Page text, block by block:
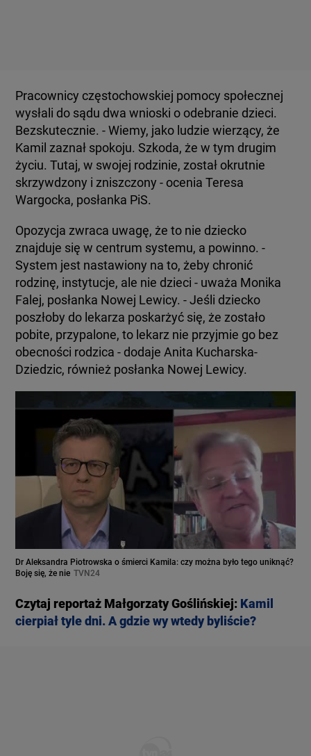
Pracownicy częstochowskiej pomocy społecznej
wysłali do sądu dwa wnioski o odebranie dzieci.
Bezskutecznie. - Wiemy, jako ludzie wierzący, że
Kamil zaznał spokoju. Szkoda, że w tym drugim
życiu. Tutaj, w swojej rodzinie, został okrutnie
skrzywdzony i zniszczony - ocenia Teresa
Wargocka, posłanka PiS.
Opozycja zwraca uwagę, że to nie dziecko
znajduje się w centrum systemu, a powinno. -
System jest nastawiony na to, żeby chronić
rodzinę, instytucje, ale nie dzieci - uważa Monika
Falej, posłanka Nowej Lewicy. - Jeśli dziecko
poszłoby do lekarza poskarżyć się, że zostało
pobite, przypalone, to lekarz nie przyjmie go bez
obecności rodzica - dodaje Anita Kucharska-
Dziedzic, również posłanka Nowej Lewicy.
Dr Aleksandra Piotrowska o śmierci Kamila: czy można było tego uniknąć?
Boję się, że nie TVN24
Czytaj reportaż Małgorzaty Goślińskiej: Kamil
cierpiał tyle dni. A gdzie wy wtedy byliście?